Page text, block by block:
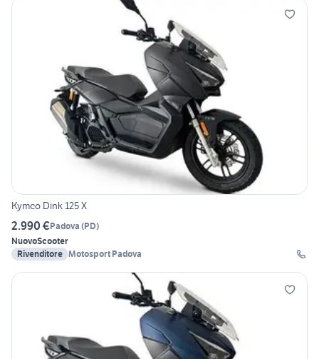
Kymco Dink 125 X
2.990 €Padova (PD)
NuovoScooter
Rivenditore Motosport Padova